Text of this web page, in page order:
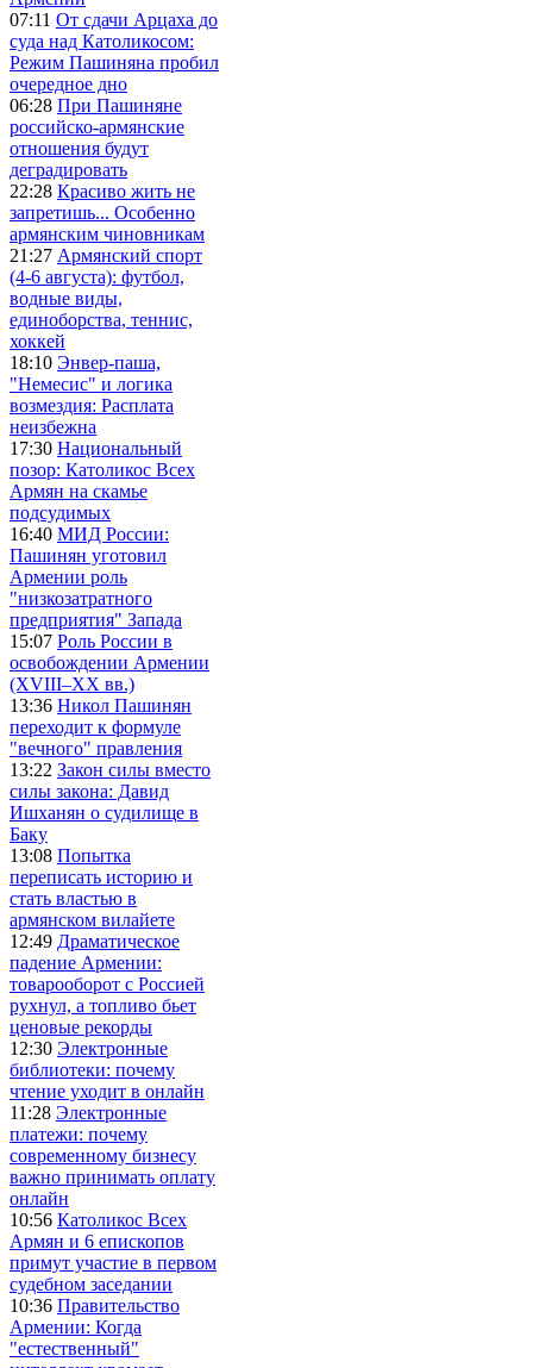
07:11 От сдачи Арцаха до
суда над Католикосом:
Режим Пашиняна пробил
очередное дно
06:28 При Пашиняне
российско-армянские
отношения будут
деградировать
22:28 Красиво жить не
запретишь... Особенно
армянским чиновникам
21:27 Армянский спорт
(4-6 августа): футбол,
водные виды,
единоборства, теннис,
хоккей
18:10 Энвер-паша,
"Немесис" и логика
возмездия: Расплата
неизбежна
17:30 Национальный
позор: Католикос Всех
Армян на скамье
подсудимых
16:40 МИД России:
Пашинян уготовил
Армении роль
"низкозатратного
предприятия" Запада
15:07 Роль России в
освобождении Армении
(XVIII–XX вв.)
13:36 Никол Пашинян
переходит к формуле
"вечного" правления
13:22 Закон силы вместо
силы закона: Давид
Ишханян о судилище в
Баку
13:08 Попытка
переписать историю и
стать властью в
армянском вилайете
12:49 Драматическое
падение Армении:
товарооборот с Россией
рухнул, а топливо бьет
ценовые рекорды
12:30 Электронные
библиотеки: почему
чтение уходит в онлайн
11:28 Электронные
платежи: почему
современному бизнесу
важно принимать оплату
онлайн
10:56 Католикос Всех
Армян и 6 епископов
примут участие в первом
судебном заседании
10:36 Правительство
Армении: Когда
"естественный"